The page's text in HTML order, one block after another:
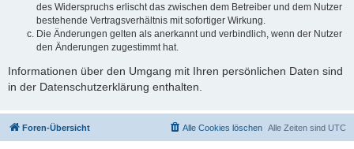
des Widerspruchs erlischt das zwischen dem Betreiber und dem Nutzer
bestehende Vertragsverhältnis mit sofortiger Wirkung.
Die Änderungen gelten als anerkannt und verbindlich, wenn der Nutzer
den Änderungen zugestimmt hat.
Informationen über den Umgang mit Ihren persönlichen Daten sind
in der Datenschutzerklärung enthalten.
Foren-Übersicht Alle Zeiten sind UTC
Alle Cookies löschen